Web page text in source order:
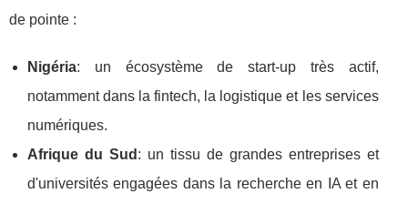
de pointe :
Nigéria: un écosystème de start-up très actif,
notamment dans la fintech, la logistique et les services
numériques.
Afrique du Sud : un tissu de grandes entreprises et
d'universités engagées dans la recherche en IA et en